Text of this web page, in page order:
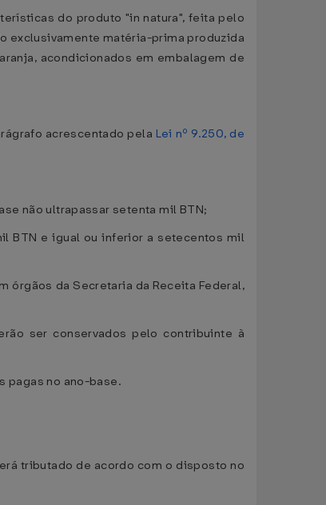
do produto "in natura", feita pelo
exclusivamente matéria-prima produzida
acondicionados em embalagem de
acrescentado pela Lei nº 9.250, de
não ultrapassar setenta mil BTN;
BTN e igual ou inferior a setecentos mil
da Secretaria da Receita Federal,
ser conservados pelo contribuinte à
pagas no ano-base.
tributado de acordo com o disposto no